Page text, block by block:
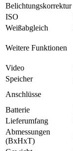
Belichtungskorrektur
ISO
Weißabgleich
Weitere Funktionen
Video
Speicher
Anschlüsse
Batterie
Lieferumfang
Abmessungen
(BxHxT)